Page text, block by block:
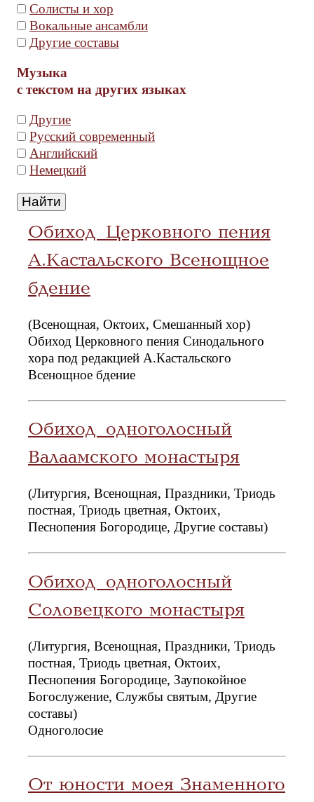
Солисты и хор
Вокальные ансамбли
Другие составы
Музыка
с текстом на других языках
Другие
Русский современный
Английский
Немецкий
Обиход Церковного пения
А.Кастальского Всенощное
бдение
(Всенощная, Октоих, Смешанный хор)
Обиход Церковного пения Синодального
хора под редакцией А.Кастальского
Всенощное бдение
Обиход одноголосный
Валаамского монастыря
(Литургия, Всенощная, Праздники, Триодь
постная, Триодь цветная, Октоих,
Песнопения Богородице, Другие составы)
Обиход одноголосный
Соловецкого монастыря
(Литургия, Всенощная, Праздники, Триодь
постная, Триодь цветная, Октоих,
Песнопения Богородице, Заупокойное
Богослужение, Службы святым, Другие
составы)
Одноголосие
От юности моея Знаменного